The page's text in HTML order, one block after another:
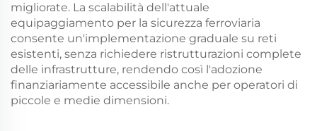
migliorate. La scalabilità dell'attuale
equipaggiamento per la sicurezza ferroviaria
consente un'implementazione graduale su reti
esistenti, senza richiedere ristrutturazioni complete
delle infrastrutture, rendendo così l'adozione
finanziariamente accessibile anche per operatori di
piccole e medie dimensioni.